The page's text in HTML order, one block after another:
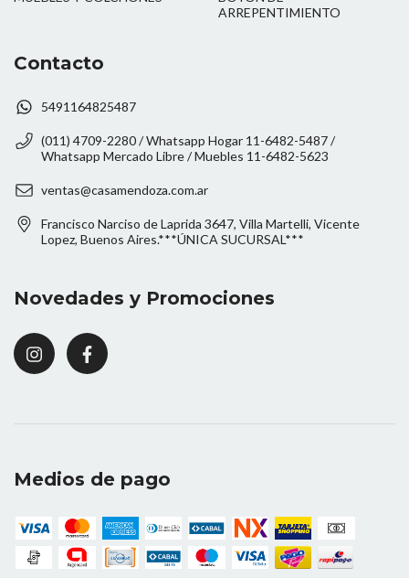
ARREPENTIMIENTO
Contacto
5491164825487
(011) 4709-2280 / Whatsapp Hogar 11-6482-5487 /
Whatsapp Mercado Libre / Muebles 11-6482-5623
ventas@casamendoza.com.ar
Francisco Narciso de Laprida 3647, Villa Martelli, Vicente
Lopez, Buenos Aires.***ÚNICA SUCURSAL***
Novedades y Promociones
Medios de pago